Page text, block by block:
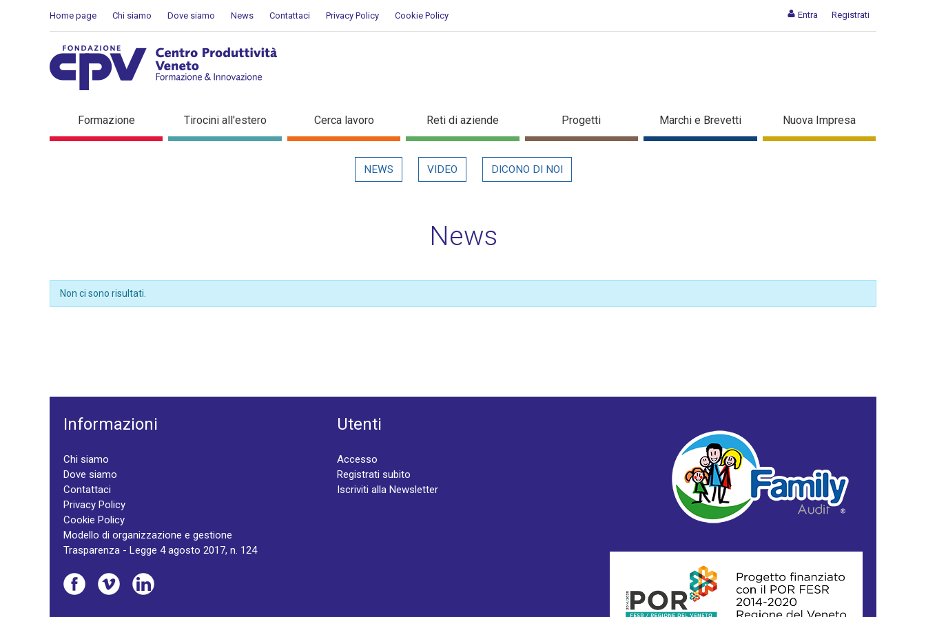
Entra Registrati
Home page Chi siamo Dove siamo News Contattaci Privacy Policy Cookie Policy
Dettaglio in evidenza
Formazione Tirocini all'estero Cerca lavoro Reti di aziende Progetti Marchi e Brevetti Nuova Impresa
NEWS VIDEO DICONO DI NOI
News
Non ci sono risultati.
Informazioni
Chi siamo
Dove siamo
Contattaci
Privacy Policy
Cookie Policy
Modello di organizzazione e gestione
Trasparenza - Legge 4 agosto 2017, n. 124
Utenti
Accesso
Registrati subito
Iscriviti alla Newsletter